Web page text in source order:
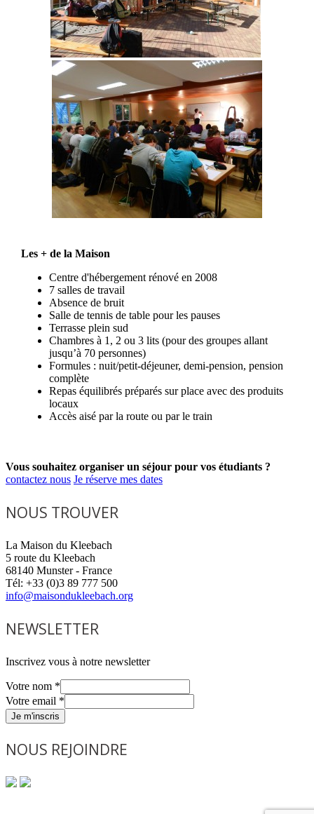
Les + de la Maison
Centre d'hébergement rénové en 2008
7 salles de travail
Absence de bruit
Salle de tennis de table pour les pauses
Terrasse plein sud
Chambres à 1, 2 ou 3 lits (pour des groupes allant
jusqu’à 70 personnes)
Formules : nuit/petit-déjeuner, demi-pension, pension
complète
Repas équilibrés préparés sur place avec des produits
locaux
Accès aisé par la route ou par le train
Vous souhaitez organiser un séjour pour vos étudiants ?
contactez nous Je réserve mes dates
NOUS TROUVER
La Maison du Kleebach
5 route du Kleebach
68140 Munster - France
Tél: +33 (0)3 89 777 500
info@maisondukleebach.org
NEWSLETTER
Inscrivez vous à notre newsletter
Votre nom *
Votre email *
Je m'inscris
NOUS REJOINDRE